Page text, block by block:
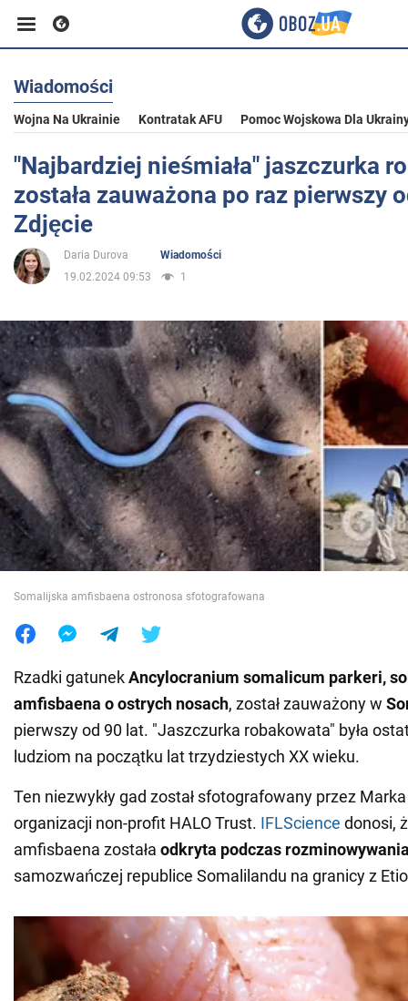
Biznes
Sport
Rozrywka
Życie
Polityka
Społeczeństwo
Wojna na Ukrainie
Świat
Jedzenie
Wiadomości
Wojna Na Ukrainie Kontratak AFU Pomoc Wojskowa Dla
"Najbardziej nieśmiała" jaszczurka
została zauważona po raz pierwszy
Zdjęcie
Daria Durova
Wiadomości
19.02.2024 09:53
1
Somalijska amfisbaena ostronosa sfotografowana
Rzadki gatunekAncylocranium somalicum parkeri,
amfisbaena o ostrych nosach, został zauważony w
pierwszy od 90 lat. "Jaszczurka robakowata" była
ludziom na początku lat trzydziestych XX wieku.
Ten niezwykły gad został sfotografowany przez
organizacji non-profit HALO Trust. IFLScience donosi,
amfisbaena została odkryta podczas
samozwańczej republice Somalilandu na granicy z